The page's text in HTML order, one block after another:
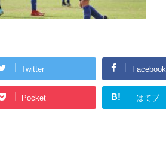
Twitter Facebook
Pocket B! はてブ